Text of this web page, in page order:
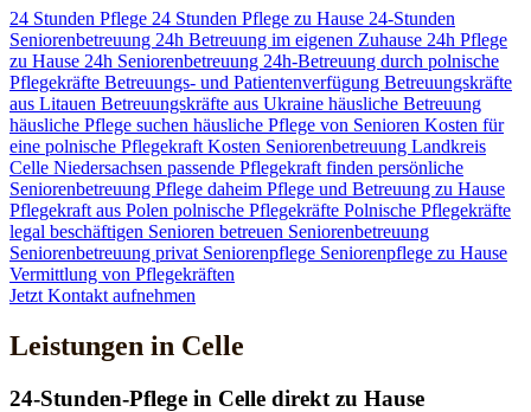
24 Stunden Pflege 24 Stunden Pflege zu Hause 24-Stunden
Seniorenbetreuung 24h Betreuung im eigenen Zuhause 24h Pflege
zu Hause 24h Seniorenbetreuung 24h-Betreuung durch polnische
Pflegekräfte Betreuungs- und Patientenverfügung Betreuungskräfte
aus Litauen Betreuungskräfte aus Ukraine häusliche Betreuung
häusliche Pflege suchen häusliche Pflege von Senioren Kosten für
eine polnische Pflegekraft Kosten Seniorenbetreuung Landkreis
Celle Niedersachsen passende Pflegekraft finden persönliche
Seniorenbetreuung Pflege daheim Pflege und Betreuung zu Hause
Pflegekraft aus Polen polnische Pflegekräfte Polnische Pflegekräfte
legal beschäftigen Senioren betreuen Seniorenbetreuung
Seniorenbetreuung privat Seniorenpflege Seniorenpflege zu Hause
Vermittlung von Pflegekräften
Jetzt Kontakt aufnehmen
Leistungen in Celle
24-Stunden-Pflege in Celle direkt zu Hause